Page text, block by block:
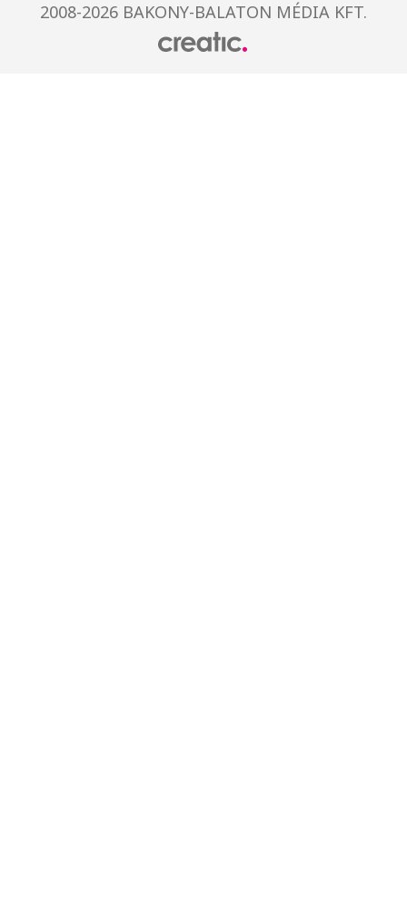
2008-2026 BAKONY-BALATON MÉDIA KFT.